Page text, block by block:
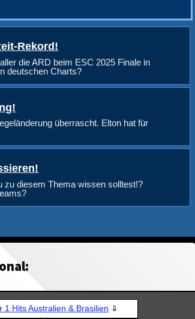
Rekord!
die ARD beim ESC 2025 Finale in
deutschen Charts?
überrascht. Elton hat für
zu diesem Thema wissen solltest!?